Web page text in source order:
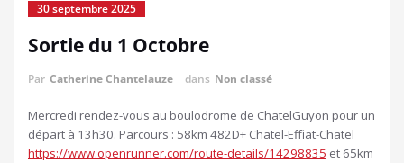
30 septembre 2025
Sortie du 1 Octobre
Par Catherine Chantelauze dans Non classé
Mercredi rendez-vous au boulodrome de ChatelGuyon pour un
départ à 13h30. Parcours : 58km 482D+ Chatel-Effiat-Chatel
https://www.openrunner.com/route-details/14298835 et 65km